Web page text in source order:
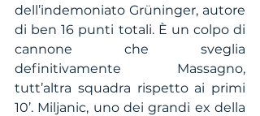
dell’indemoniato Grüninger, autore
di ben 16 punti totali. È un colpo di
cannone che sveglia
definitivamente Massagno,
tutt’altra squadra rispetto ai primi
10’. Miljanic, uno dei grandi ex della